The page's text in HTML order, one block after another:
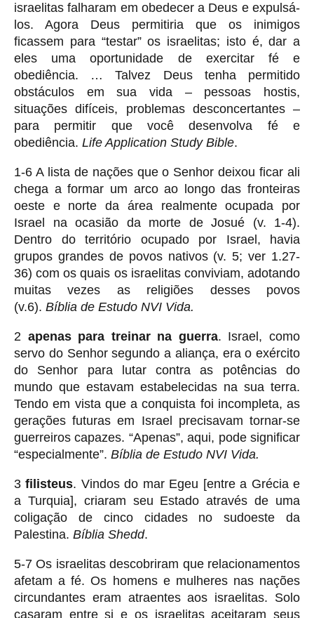
israelitas falharam em obedecer a Deus e expulsá-
los. Agora Deus permitiria que os inimigos
ficassem para “testar” os israelitas; isto é, dar a
eles uma oportunidade de exercitar fé e
obediência. … Talvez Deus tenha permitido
obstáculos em sua vida – pessoas hostis,
situações difíceis, problemas desconcertantes –
para permitir que você desenvolva fé e
obediência. Life Application Study Bible.
1-6 A lista de nações que o Senhor deixou ficar ali
chega a formar um arco ao longo das fronteiras
oeste e norte da área realmente ocupada por
Israel na ocasião da morte de Josué (v. 1-4).
Dentro do território ocupado por Israel, havia
grupos grandes de povos nativos (v. 5; ver 1.27-
36) com os quais os israelitas conviviam, adotando
muitas vezes as religiões desses povos
(v.6). Bíblia de Estudo NVI Vida.
2 apenas para treinar na guerra. Israel, como
servo do Senhor segundo a aliança, era o exército
do Senhor para lutar contra as potências do
mundo que estavam estabelecidas na sua terra.
Tendo em vista que a conquista foi incompleta, as
gerações futuras em Israel precisavam tornar-se
guerreiros capazes. “Apenas”, aqui, pode significar
“especialmente”. Bíblia de Estudo NVI Vida.
3filisteus. Vindos do mar Egeu [entre a Grécia e
a Turquia], criaram seu Estado através de uma
coligação de cinco cidades no sudoeste da
Palestina. Bíblia Shedd.
5-7 Os israelitas descobriram que relacionamentos
afetam a fé. Os homens e mulheres nas nações
circundantes eram atraentes aos israelitas. Solo
casaram entre si e os israelitas aceitaram seus